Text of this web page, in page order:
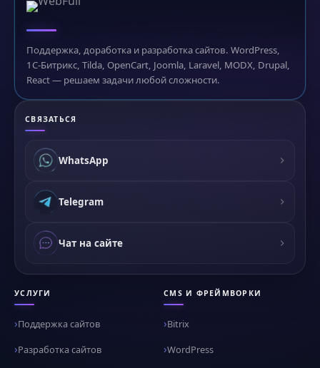
Поддержка, доработка и разработка сайтов. WordPress,
1С-Битрикс, Tilda, OpenCart, Joomla, Laravel, MODX, Drupal,
React — решаем задачи любой сложности.
СВЯЗАТЬСЯ
WhatsApp
Telegram
Чат на сайте
УСЛУГИ
Поддержка сайтов
Разработка сайтов
CMS И ФРЕЙМВОРКИ
Bitrix
WordPress